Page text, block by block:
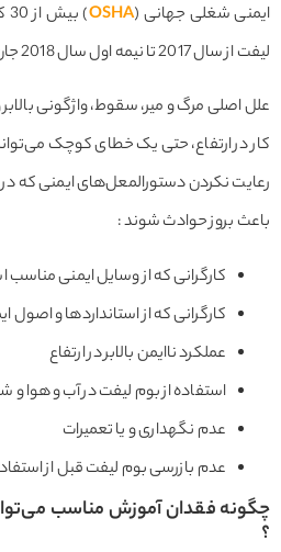
شغلی جهانی (OSHA
) بیش
اول سال 2018 جان خود را از دست داده‌اند.
مرگ و میر، سقوط، واژگونی بالابر و
در ارتفاع، حتی یک خطای کوچک می‌تواند
نکردن دستورالمعل‌های ایمنی که در زیر
بروز حوادث شوند :
کارگرانی که از وسایل ایمنی مناسب
کارگرانی که از استانداردها و اصول
عملکرد ناایمن بالابر در ارتفاع
استفاده از بوم لیفت در آب و هوا و
عدم نگهداری و یا تعمیرات
عدم بازرسی بوم لیفت قبل از استفاده
فقدان آموزش مناسب می‌تواند